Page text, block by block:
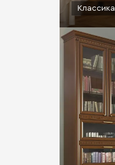
Классика